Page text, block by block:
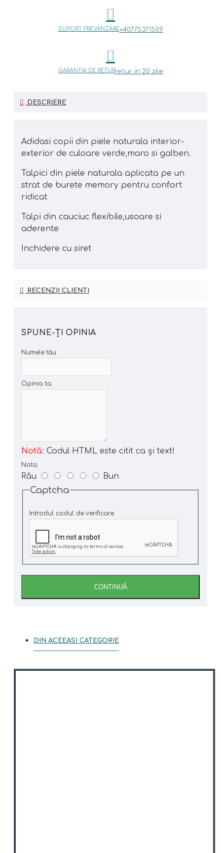
SUPORT PREVANZARE+40775371509
GARANTIA DE RETURretur in 20 zile
DESCRIERE
Adidasi copii din piele naturala interior-
exterior de culoare verde,maro si galben.
Talpici din piele naturala aplicata pe un
strat de burete memory pentru confort
ridicat
Talpi din cauciuc flexibile,usoare si
aderente
Inchidere cu siret
RECENZII CLIENTI
SPUNE-ŢI OPINIA
Numele tău:
Opinia ta:
Notă: Codul HTML este citit ca şi text!
Nota:
Rău Bun
Captcha
Introdul codul de verificare
CONTINUĂ
DIN ACEEASI CATEGORIE